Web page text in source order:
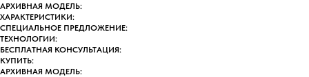
АРХИВНАЯ МОДЕЛЬ:
ХАРАКТЕРИСТИКИ:
СПЕЦИАЛЬНОЕ ПРЕДЛОЖЕНИЕ:
ТЕХНОЛОГИИ:
БЕСПЛАТНАЯ КОНСУЛЬТАЦИЯ:
КУПИТЬ:
АРХИВНАЯ МОДЕЛЬ: